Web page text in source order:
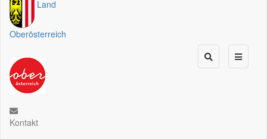
Land
Oberösterreich
Kontakt